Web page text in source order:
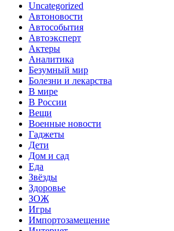
Uncategorized
Автоновости
Автособытия
Автоэксперт
Актеры
Аналитика
Безумный мир
Болезни и лекарства
В мире
В России
Вещи
Военные новости
Гаджеты
Дети
Дом и сад
Еда
Звёзды
Здоровье
ЗОЖ
Игры
Импортозамещение